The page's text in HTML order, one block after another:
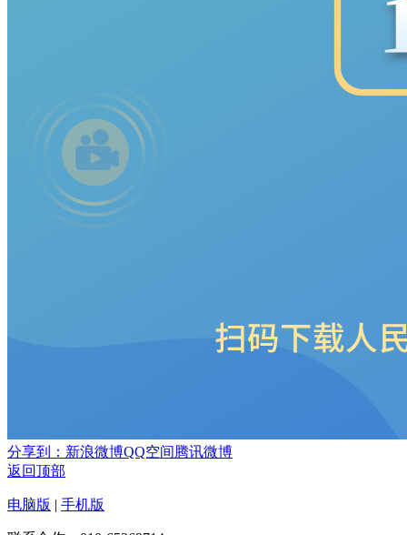
分享到： 新浪微博QQ空间腾讯微博
返回顶部
电脑版 | 手机版